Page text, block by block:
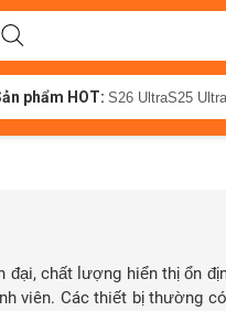
phẩm HOT: S26 UltraS25
đại, chất lượng hiển thị ổn
viên. Các thiết bị thường